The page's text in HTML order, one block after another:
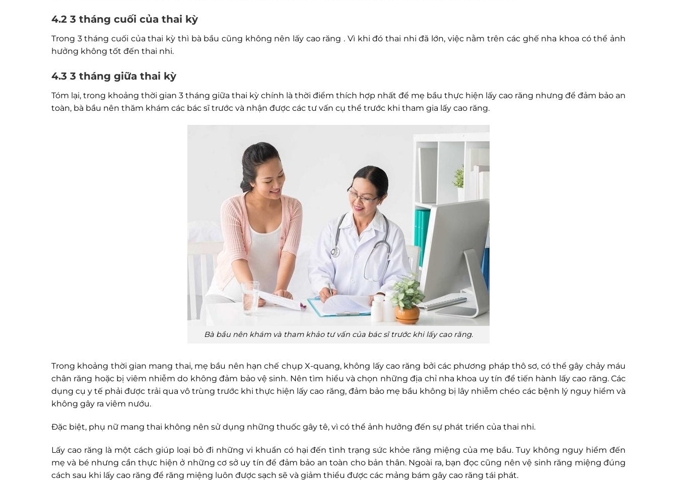
4.2 3 tháng cuối của thai kỳ
Trong 3 tháng cuối của thai kỳ thì bà bầu cũng không nên lấy cao răng . Vì khi đó thai nhi đã lớn, việc nằm trên các ghế nha khoa có thể ảnh
hưởng không tốt đến thai nhi.
4.3 3 tháng giữa thai kỳ
Tóm lại, trong khoảng thời gian 3 tháng giữa thai kỳ chính là thời điểm thích hợp nhất để mẹ bầu thực hiện lấy cao răng nhưng để đảm bảo an
toàn, bà bầu nên thăm khám các bác sĩ trước và nhận được các tư vấn cụ thể trước khi tham gia lấy cao răng.
Bà bầu nên khám và tham khảo tư vấn của bác sĩ trước khi lấy cao răng.
Trong khoảng thời gian mang thai, mẹ bầu nên hạn chế chụp X-quang, không lấy cao răng bởi các phương pháp thô sơ, có thể gây chảy máu
chân răng hoặc bị viêm nhiễm do không đảm bảo vệ sinh. Nên tìm hiểu và chọn những địa chỉ nha khoa uy tín để tiến hành lấy cao răng. Các
dụng cụ y tế phải được trải qua vô trùng trước khi thực hiện lấy cao răng, đảm bảo mẹ bầu không bị lây nhiễm chéo các bệnh lý nguy hiểm và
không gây ra viêm nướu.
Đặc biệt, phụ nữ mang thai không nên sử dụng những thuốc gây tê, vì có thể ảnh hưởng đến sự phát triển của thai nhi.
Lấy cao răng là một cách giúp loại bỏ đi những vi khuẩn có hại đến tình trạng sức khỏe răng miệng của mẹ bầu. Tuy không nguy hiểm đến
mẹ và bé nhưng cần thực hiện ở những cơ sở uy tín để đảm bảo an toàn cho bản thân. Ngoài ra, bạn đọc cũng nên vệ sinh răng miệng đúng
cách sau khi lấy cao răng để răng miệng luôn được sạch sẽ và giảm thiểu được các mảng bám gây cao răng tái phát.